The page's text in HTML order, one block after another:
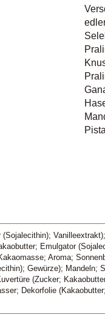
Emulgator
Aroma;
Gewürze);
(Zucker;
Dekorfolie